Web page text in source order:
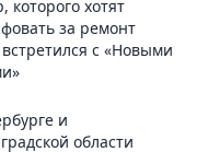
которого хотят
за ремонт
встретился с «Новыми
и
области